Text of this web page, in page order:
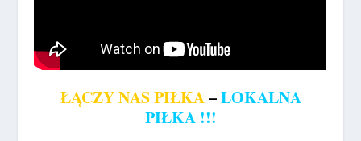
ŁĄCZY NAS PIŁKA–LOKALNA
PIŁKA !!!